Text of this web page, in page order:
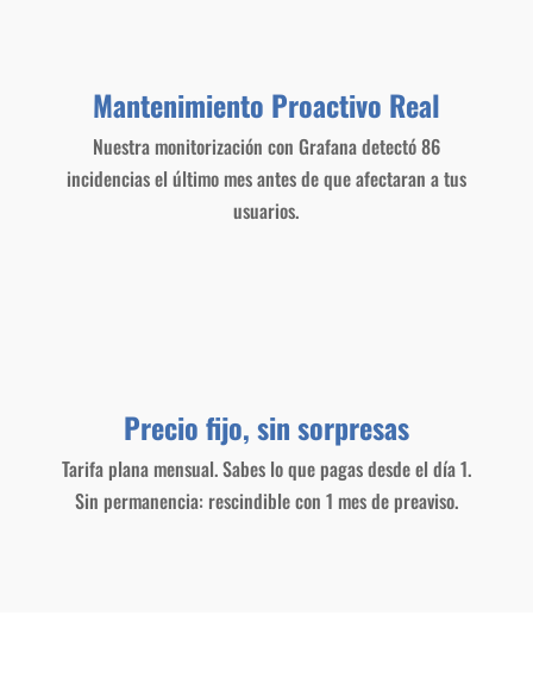
Mantenimiento Proactivo Real
Nuestra monitorización con Grafana detectó 86
incidencias el último mes antes de que afectaran a tus
usuarios.
Precio fijo, sin sorpresas
Tarifa plana mensual. Sabes lo que pagas desde el día 1.
Sin permanencia: rescindible con 1 mes de preaviso.